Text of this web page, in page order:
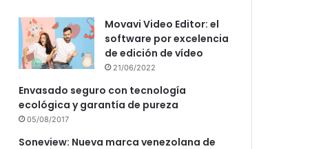
Movavi Video Editor: el
software por excelencia
de edición de vídeo
21/06/2022
Envasado seguro con tecnología
ecológica y garantía de pureza
05/08/2017
Soneview: Nueva marca venezolana de